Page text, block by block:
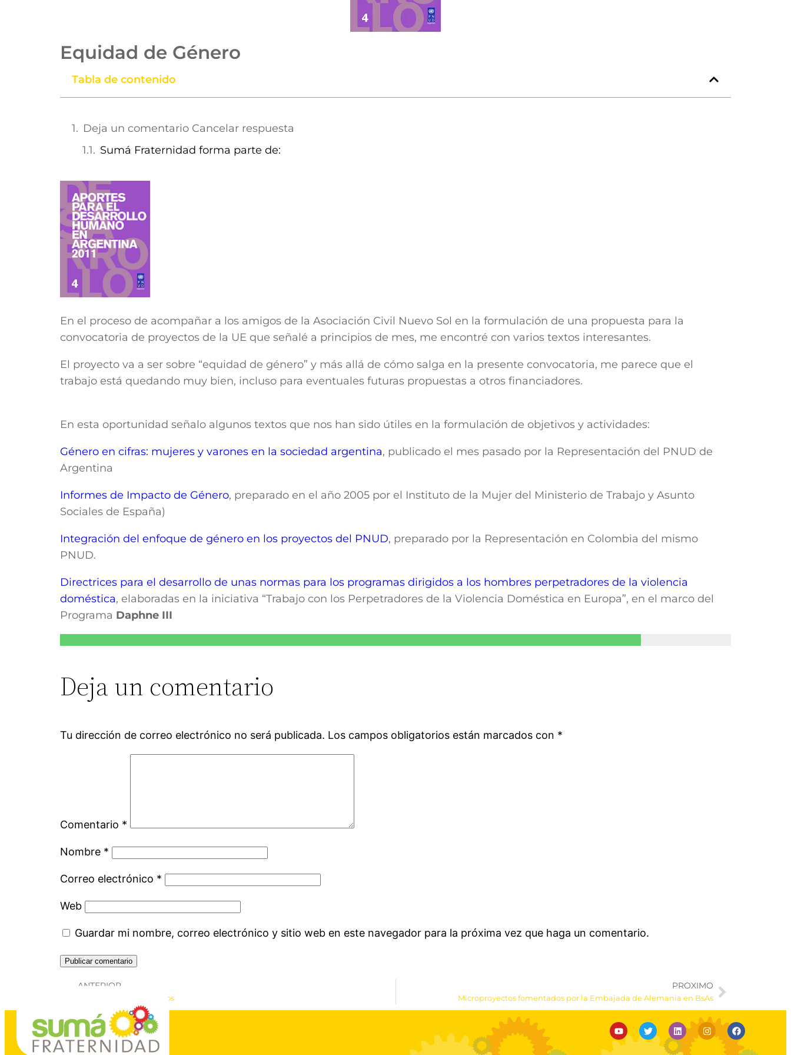
Equidad de Género
Tabla de contenido
Deja un comentario Cancelar respuesta
Sumá Fraternidad forma parte de:
En el proceso de acompañar a los amigos de la Asociación Civil Nuevo Sol en la formulación de una propuesta para la
convocatoria de proyectos de la UE que señalé a principios de mes, me encontré con varios textos interesantes.
El proyecto va a ser sobre “equidad de género” y más allá de cómo salga en la presente convocatoria, me parece que el
trabajo está quedando muy bien, incluso para eventuales futuras propuestas a otros financiadores.
En esta oportunidad señalo algunos textos que nos han sido útiles en la formulación de objetivos y actividades:
Género en cifras: mujeres y varones en la sociedad argentina, publicado el mes pasado por la Representación del PNUD de
Argentina
Informes de Impacto de Género, preparado en el año 2005 por el Instituto de la Mujer del Ministerio de Trabajo y Asunto
Sociales de España)
Integración del enfoque de género en los proyectos del PNUD, preparado por la Representación en Colombia del mismo
PNUD.
Directrices para el desarrollo de unas normas para los programas dirigidos a los hombres perpetradores de la violencia
doméstica, elaboradas en la iniciativa “Trabajo con los Perpetradores de la Violencia Doméstica en Europa”, en el marco del
Programa Daphne III
Deja un comentario
Tu dirección de correo electrónico no será publicada. Los campos obligatorios están marcados con *
Comentario *
Nombre *
Correo electrónico *
Web
Guardar mi nombre, correo electrónico y sitio web en este navegador para la próxima vez que haga un comentario.
ANTERIOR
Cómo preparar proyectos
PROXIMO
Microproyectos fomentados por la Embajada de Alemania en BsAs